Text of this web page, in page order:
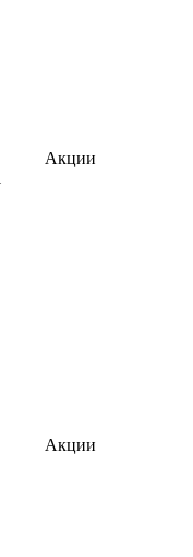
Акции
Акции